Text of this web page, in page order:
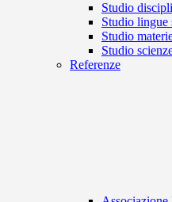
Studio
Studio lingue
Studio
Studio
Referenze